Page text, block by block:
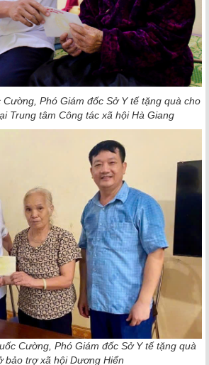
Phó Giám đốc Sở Y tế tặng quà cho
Trung tâm Công tác xã hội Hà Giang
Cường, Phó Giám đốc Sở Y tế tặng quà
bảo trợ xã hội Dương Hiển